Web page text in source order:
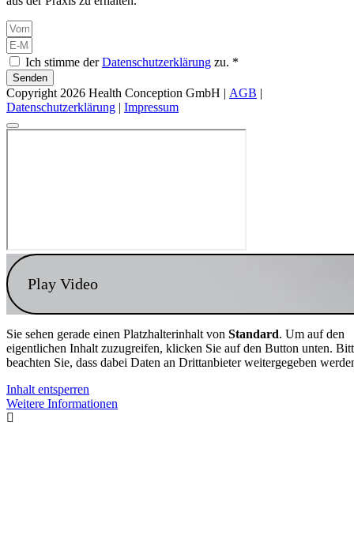
Ich stimme derDatenschutzerklärung zu. *
Senden
Copyright 2026 Health Conception GmbH | AGB |
Datenschutzerklärung | Impressum
Play Video
Sie sehen gerade einen Platzhalterinhalt von Standard. Um auf den
eigentlichen Inhalt zuzugreifen, klicken Sie auf den Button unten.
beachten Sie, dass dabei Daten an Drittanbieter weitergegeben
Inhalt entsperren
Weitere Informationen